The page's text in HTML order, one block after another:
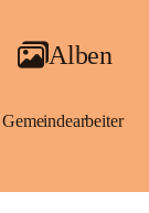
Alben
Gemeindearbeiter